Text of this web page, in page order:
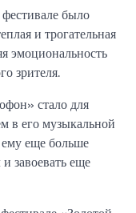
было
и трогательная
эмоциональность
зрителя.
стало для
в его музыкальной
еще больше
завоевать еще